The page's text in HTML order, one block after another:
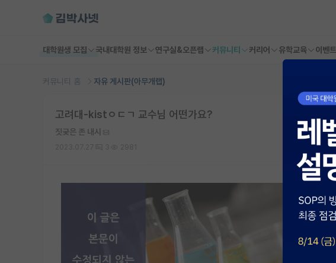
대학원생 모집 국내대학원 정보 연구실&오픈랩 커뮤니티 커리어 유학교육 이벤트
커뮤니티 홈 자유 게시판(아무개랩)
고려대-kistㅇㄷㄱ 교수님 어떤가요?
짓궂은 존 내시